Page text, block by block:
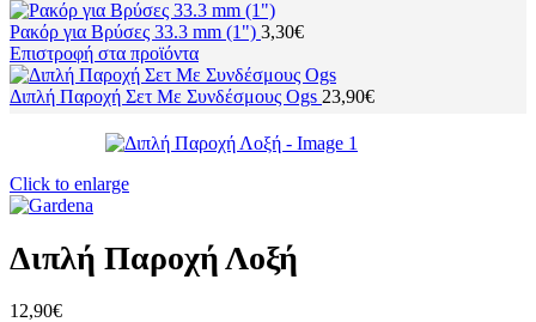
Ρακόρ για Βρύσες 33.3 mm (1") 3,30€
Επιστροφή στα προϊόντα
Διπλή Παροχή Σετ Με Συνδέσμους Ogs 23,90€
Click to enlarge
Διπλή Παροχή Λοξή
12,90€